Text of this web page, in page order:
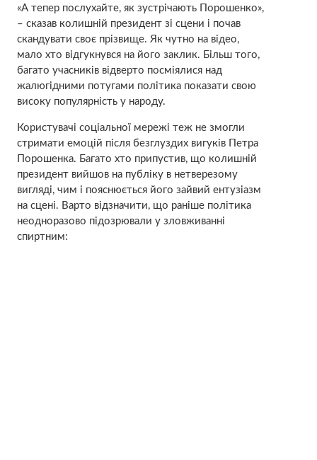
«А тепер послухайте, як зустрічають Порошенко»,
– сказав колишній президент зі сцени і почав
скандувати своє прізвище. Як чутно на відео,
мало хто відгукнувся на його заклик. Більш того,
багато учасників відверто посміялися над
жалюгідними потугами політика показати свою
високу популярність у народу.
Користувачі соціальної мережі теж не змогли
стримати емоцій після безглуздих вигуків Петра
Порошенка. Багато хто припустив, що колишній
президент вийшов на публіку в нетверезому
вигляді, чим і пояснюється його зайвий ентузіазм
на сцені. Варто відзначити, що раніше політика
неодноразово підозрювали у зловживанні
спиртним: